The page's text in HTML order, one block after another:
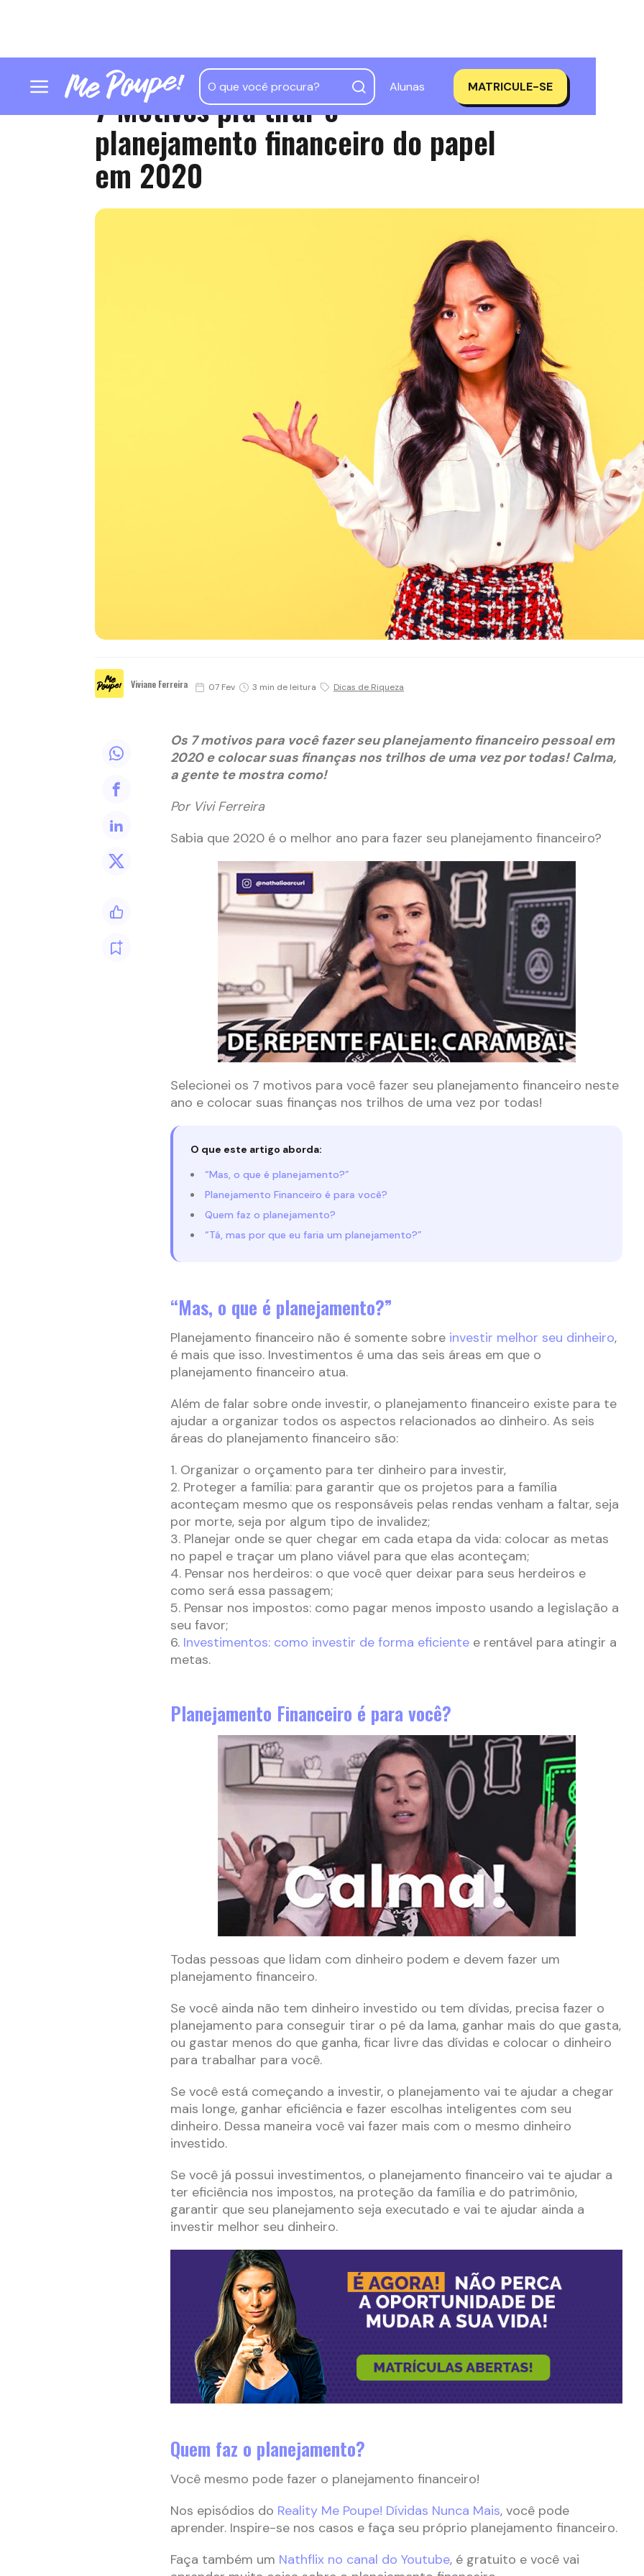
Alunas MATRICULE-SE
7 Motivos pra tirar o
planejamento financeiro do papel
em 2020
Viviane Ferreira 07 Fev 3 min de leitura Dicas de Riqueza
Os 7 motivos para você fazer seu planejamento financeiro pessoal em
2020 e colocar suas finanças nos trilhos de uma vez por todas! Calma,
a gente te mostra como!
Por Vivi Ferreira
Sabia que 2020 é o melhor ano para fazer seu planejamento financeiro?
Selecionei os 7 motivos para você fazer seu planejamento financeiro neste
ano e colocar suas finanças nos trilhos de uma vez por todas!
O que este artigo aborda:
“Mas, o que é planejamento?”
Planejamento Financeiro é para você?
Quem faz o planejamento?
“Tá, mas por que eu faria um planejamento?”
“Mas, o que é planejamento?”
Planejamento financeiro não é somente sobre investir melhor seu dinheiro,
é mais que isso. Investimentos é uma das seis áreas em que o
planejamento financeiro atua.
Além de falar sobre onde investir, o planejamento financeiro existe para te
ajudar a organizar todos os aspectos relacionados ao dinheiro. As seis
áreas do planejamento financeiro são:
1. Organizar o orçamento para ter dinheiro para investir,
2. Proteger a família: para garantir que os projetos para a família
aconteçam mesmo que os responsáveis pelas rendas venham a faltar, seja
por morte, seja por algum tipo de invalidez;
3. Planejar onde se quer chegar em cada etapa da vida: colocar as metas
no papel e traçar um plano viável para que elas aconteçam;
4. Pensar nos herdeiros: o que você quer deixar para seus herdeiros e
como será essa passagem;
5. Pensar nos impostos: como pagar menos imposto usando a legislação a
seu favor;
6. Investimentos: como investir de forma eficientee rentável para atingir a
metas.
Planejamento Financeiro é para você?
Todas pessoas que lidam com dinheiro podem e devem fazer um
planejamento financeiro.
Se você ainda não tem dinheiro investido ou tem dívidas, precisa fazer o
planejamento para conseguir tirar o pé da lama, ganhar mais do que gasta,
ou gastar menos do que ganha, ficar livre das dívidas e colocar o dinheiro
para trabalhar para você.
Se você está começando a investir, o planejamento vai te ajudar a chegar
mais longe, ganhar eficiência e fazer escolhas inteligentes com seu
dinheiro. Dessa maneira você vai fazer mais com o mesmo dinheiro
investido.
Se você já possui investimentos, o planejamento financeiro vai te ajudar a
ter eficiência nos impostos, na proteção da família e do patrimônio,
garantir que seu planejamento seja executado e vai te ajudar ainda a
investir melhor seu dinheiro.
Quem faz o planejamento?
Você mesmo pode fazer o planejamento financeiro!
Nos episódios do Reality Me Poupe! Dívidas Nunca Mais, você pode
aprender. Inspire-se nos casos e faça seu próprio planejamento financeiro.
Faça também um Nathflix no canal do Youtube, é gratuito e você vai